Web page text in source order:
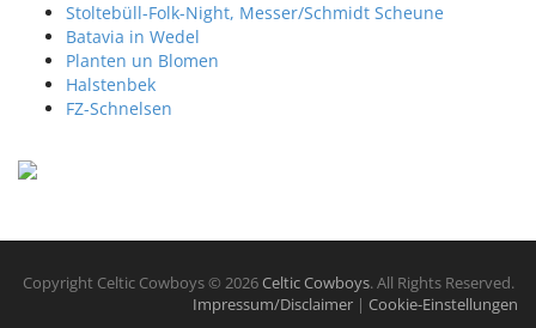
Stoltebüll-Folk-Night, Messer/Schmidt Scheune
Batavia in Wedel
Planten un Blomen
Halstenbek
FZ-Schnelsen
Copyright Celtic Cowboys © 2026Celtic Cowboys. All Rights Reserved.
Impressum/Disclaimer | Cookie-Einstellungen